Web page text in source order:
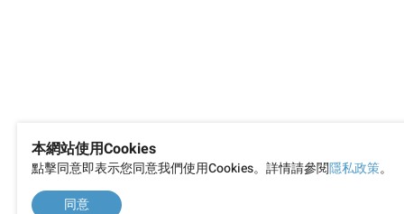
本網站使用Cookies
點擊同意即表示您同意我們使用Cookies。詳情請參閱隱私政策。
同意